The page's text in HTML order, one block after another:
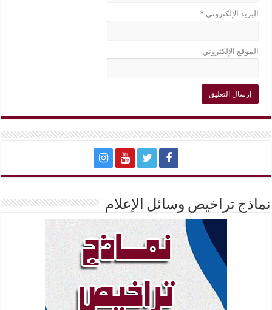
البريد الإلكتروني*
الموقع الإلكتروني
نماذج تراخيص وسائل الإعلام